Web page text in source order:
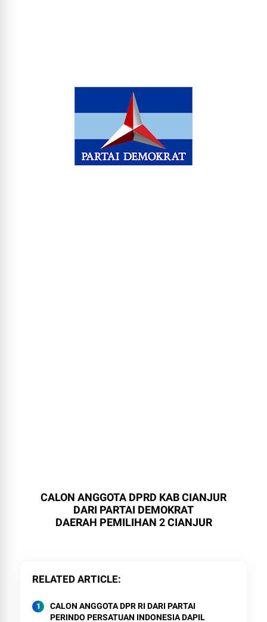
CALON ANGGOTA DPRD KAB CIANJUR
DARI PARTAI DEMOKRAT
DAERAH PEMILIHAN 2 CIANJUR
RELATED ARTICLE
CALON ANGGOTA DPR RI DARI PARTAI
PERINDO PERSATUAN INDONESIA DAPIL